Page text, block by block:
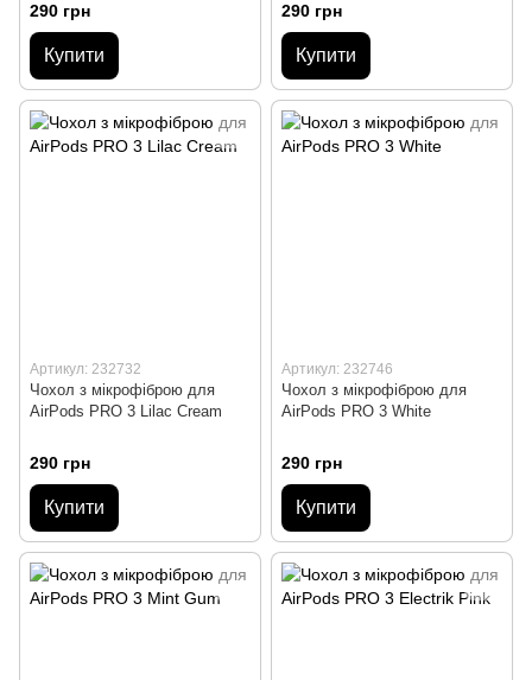
290 грн
Купити
290 грн
Купити
Артикул: 232732
Чохол з мікрофіброю для
AirPods PRO 3 Lilac Cream
290 грн
Купити
Артикул: 232746
Чохол з мікрофіброю для
AirPods PRO 3 White
290 грн
Купити